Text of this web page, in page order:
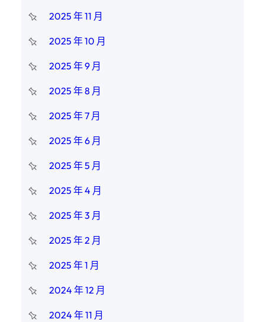
2025 年 11 月
2025 年 10 月
2025 年 9 月
2025 年 8 月
2025 年 7 月
2025 年 6 月
2025 年 5 月
2025 年 4 月
2025 年 3 月
2025 年 2 月
2025 年 1 月
2024 年 12 月
2024 年 11 月